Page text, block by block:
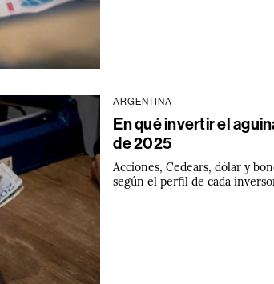
ARGENTINA
En qué invertir el
de 2025
Acciones, Cedears, dólar y
según el perfil de cada